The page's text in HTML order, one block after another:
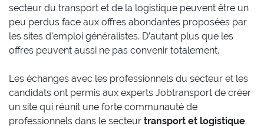
secteur du transport et de la logistique peuvent être un
peu perdus face aux offres abondantes proposées par
les sites d’emploi généralistes. D’autant plus que les
offres peuvent aussi ne pas convenir totalement.
Les échanges avec les professionnels du secteur et les
candidats ont permis aux experts Jobtransport de créer
un site qui réunit une forte communauté de
professionnels dans le secteur transport et logistique.